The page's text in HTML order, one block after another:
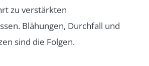
zu verstärkten
Blähungen, Durchfall und
sind die Folgen.